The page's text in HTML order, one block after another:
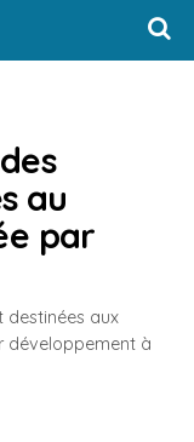
au
par
destinées aux
développement à